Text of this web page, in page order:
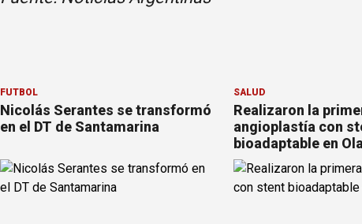
FÚTBOL
Nicolás Serantes se transformó
en el DT de Santamarina
SALUD
Realizaron la
angioplastía con
bioadaptable en